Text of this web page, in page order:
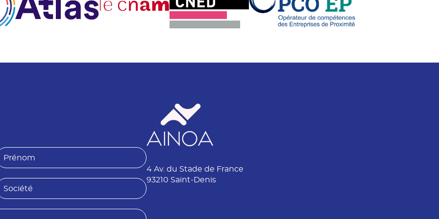
4 Av. du Stade de France
93210 Saint-Denis